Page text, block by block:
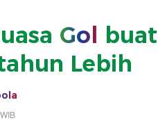
Gol buat
Lebih